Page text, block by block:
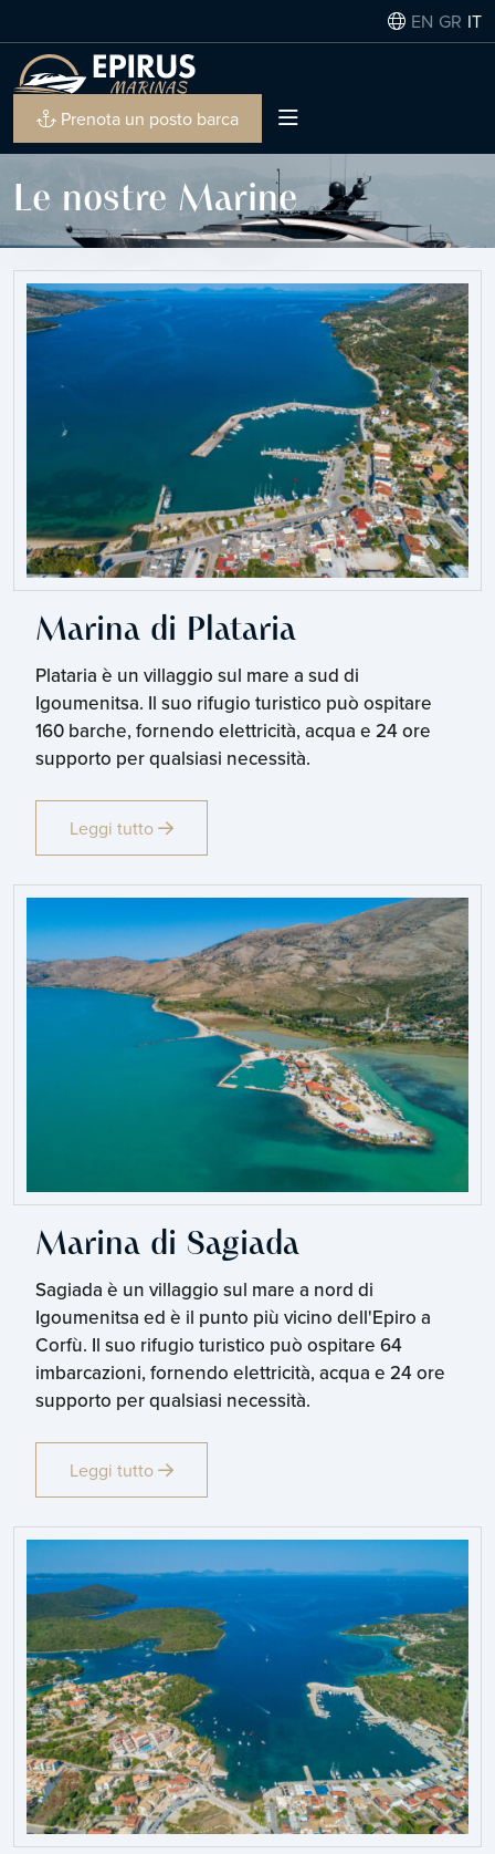
EN GR IT
Prenota un posto barca
Le nostre Marine
Marina di Plataria
Plataria è un villaggio sul mare a sud di
Igoumenitsa. Il suo rifugio turistico può ospitare
160 barche, fornendo elettricità, acqua e 24 ore
supporto per qualsiasi necessità.
Leggi tutto
Marina di Sagiada
Sagiada è un villaggio sul mare a nord di
Igoumenitsa ed è il punto più vicino dell'Epiro a
Corfù. Il suo rifugio turistico può ospitare 64
imbarcazioni, fornendo elettricità, acqua e 24 ore
supporto per qualsiasi necessità.
Leggi tutto